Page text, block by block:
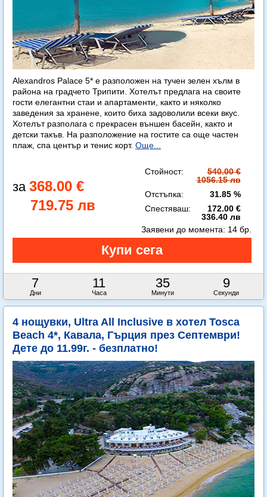
Alexandros Palace 5* e разположен на тучен зелен хълм в
района на градчето Трипити. Хотелът предлага на своите
гости елегантни стаи и апартаменти, както и няколко
заведения за хранене, които биха задоволили всеки вкус.
Хотелът разполага с прекрасен външен басейн, както и
детски такъв. На разположение на гостите са още частен
плаж, спа център и тенис корт. Още...
368.00 €
719.75 лв
Стойност:
540.00 €
1056.15 лв
Отстъпка:
31.85 %
Спестяваш:
172.00 €
336.40 лв
7
Дни
11
Часа
35
Минути
8
Секунди
Заявени до момента: 14 бр.
4 нощувки, Ultra All Inclusive в хотел Tosca
Beach 4*, Кавала, Гърция през Септември!
Дете до 11.99г. - безплатно!